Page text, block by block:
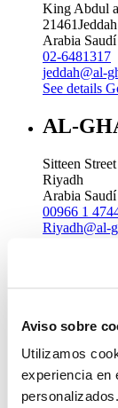
Aviso sobre
Utilizamos
experiencia en
King Abdul
21461Jeddah
Arabia Saudí
02-6481317
jeddah@al-
See details
AL-
Sitteen Street
Riyadh
Arabia Saudí
00966 1
Riyadh@al-
Riyadh
Arabia Saudí
00966 1
Riyadh@al-
See details